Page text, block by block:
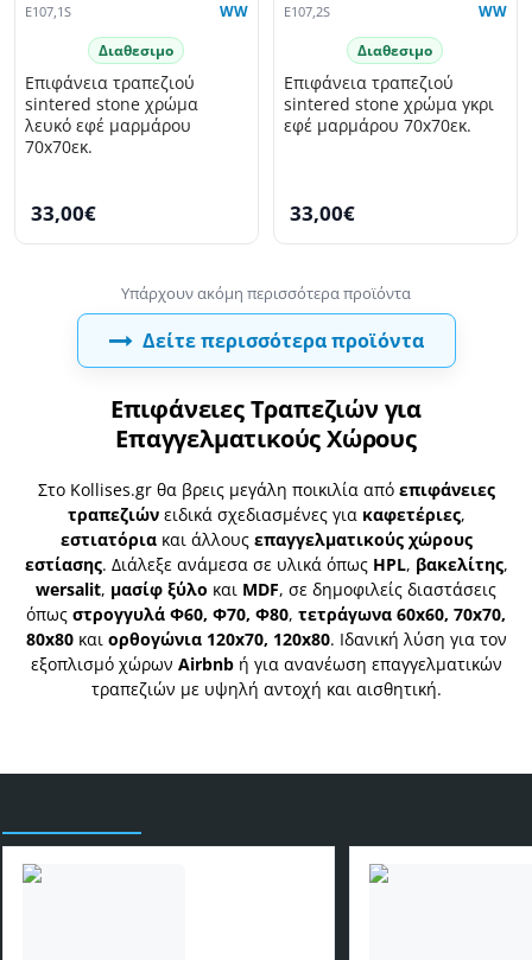
Επιφάνειες Τραπεζιών για
Επαγγελματικούς Χώρους
Στο Kollises.gr θα βρεις μεγάλη ποικιλία από επιφάνειες
τραπεζιώνειδικά σχεδιασμένες για καφετέριες,
εστιατόριακαι άλλους επαγγελματικούς χώρους
εστίασης. Διάλεξε ανάμεσα σε υλικά όπως HPL, βακελίτης,
wersalit, μασίφ ξύλο και MDF, σε δημοφιλείς διαστάσεις
όπως στρογγυλά Φ60, Φ70, Φ80, τετράγωνα 60x60, 70x70,
80x80και ορθογώνια 120x70, 120x80. Ιδανική λύση για τον
εξοπλισμό χώρων Airbnbή για ανανέωση επαγγελματικών
τραπεζιών με υψηλή αντοχή και αισθητική.
E107,1S WW
Διαθεσιμο
Επιφάνεια τραπεζιού
sintered stone χρώμα
λευκό εφέ μαρμάρου
70x70εκ.
33,00€
E107,2S WW
Διαθεσιμο
Επιφάνεια τραπεζιού
sintered stone χρώμα γκρι
εφέ μαρμάρου 70x70εκ.
33,00€
Δείτε περισσότερα προϊόντα